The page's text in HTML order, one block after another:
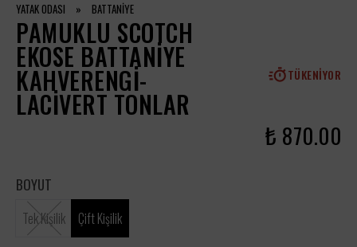
YATAK ODASI » BATTANİYE
PAMUKLU SCOTCH
EKOSE BATTANIYE
KAHVERENGI-
LACIVERT TONLAR
TÜKENIYOR
₺ 870.00
BOYUT
Tek Kişilik Çift Kişilik